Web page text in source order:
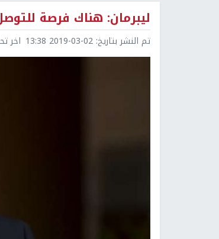
ليبرمان: هناك فرصة
تم النشر بتاريخ: 2019-03-02 13:38 اخر